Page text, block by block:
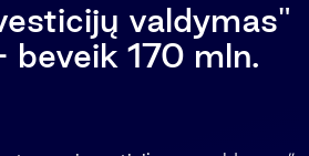
valdymas"
170 mln.